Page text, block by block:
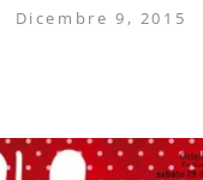
Dicembre 9, 2015